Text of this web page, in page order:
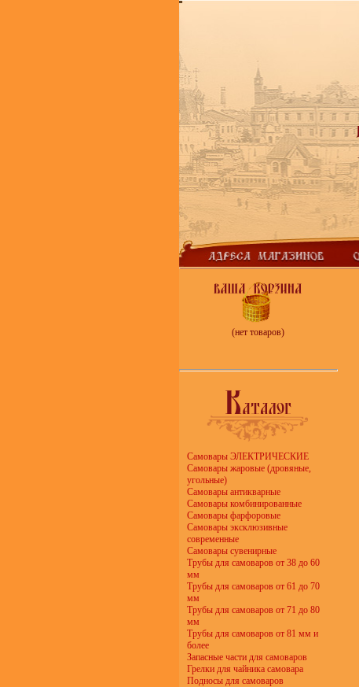
(нет товаров)
Самовары ЭЛЕКТРИЧЕСКИЕ
Самовары жаровые (дровяные,
угольные)
Самовары антикварные
Самовары комбинированные
Самовары фарфоровые
Самовары эксклюзивные
современные
Самовары сувенирные
Трубы для самоваров от 38 до 60
мм
Трубы для самоваров от 61 до 70
мм
Трубы для самоваров от 71 до 80
мм
Трубы для самоваров от 81 мм и
более
Запасные части для самоваров
Грелки для чайника самовара
Подносы для самоваров